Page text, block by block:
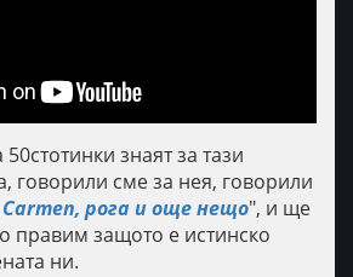
знаят за тази
говорили сме за нея, говорили
Carmen, рога и още нещо", и ще
правим защото е истинско
ни.